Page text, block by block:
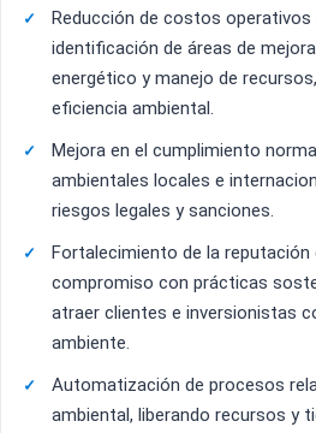
Reducción de costos operativos
identificación de áreas de
energético y manejo de
eficiencia ambiental.
Mejora en el cumplimiento
ambientales locales e
riesgos legales y sanciones.
Fortalecimiento de la
compromiso con prácticas
atraer clientes e inversionistas
ambiente.
Automatización de procesos
ambiental, liberando recursos y